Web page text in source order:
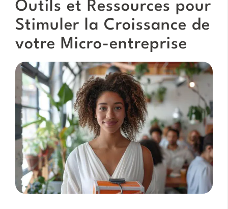
Outils et Ressources pour
Stimuler la Croissance de
votre Micro-entreprise